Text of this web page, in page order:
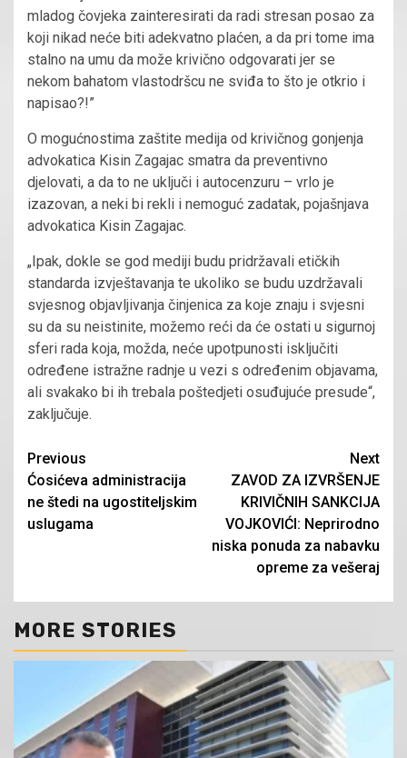
mladog čovjeka zainteresirati da radi stresan posao za
koji nikad neće biti adekvatno plaćen, a da pri tome ima
stalno na umu da može krivično odgovarati jer se
nekom bahatom vlastodršcu ne sviđa to što je otkrio i
napisao?!”
O mogućnostima zaštite medija od krivičnog gonjenja
advokatica Kisin Zagajac smatra da preventivno
djelovati, a da to ne uključi i autocenzuru – vrlo je
izazovan, a neki bi rekli i nemoguć zadatak, pojašnjava
advokatica Kisin Zagajac.
„Ipak, dokle se god mediji budu pridržavali etičkih
standarda izvještavanja te ukoliko se budu uzdržavali
svjesnog objavljivanja činjenica za koje znaju i svjesni
su da su neistinite, možemo reći da će ostati u sigurnoj
sferi rada koja, možda, neće upotpunosti isključiti
određene istražne radnje u vezi s određenim objavama,
ali svakako bi ih trebala poštedjeti osuđujuće presude“,
zaključuje.
Continue
Reading
Previous
Ćosićeva administracija
ne štedi na ugostiteljskim
uslugama
Next
ZAVOD ZA IZVRŠENJE
KRIVIČNIH SANKCIJA
VOJKOVIĆI: Neprirodno
niska ponuda za nabavku
opreme za vešeraj
MORE STORIES